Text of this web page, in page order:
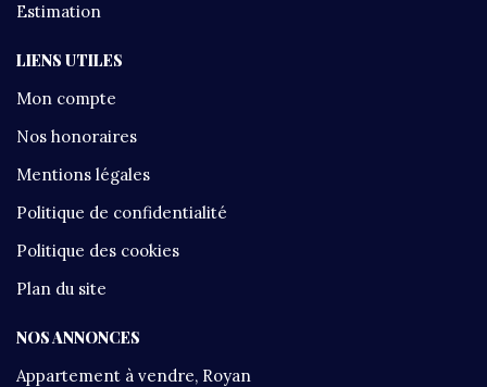
Estimation
LIENS UTILES
Mon compte
Nos honoraires
Mentions légales
Politique de confidentialité
Politique des cookies
Plan du site
NOS ANNONCES
Appartement à vendre, Royan